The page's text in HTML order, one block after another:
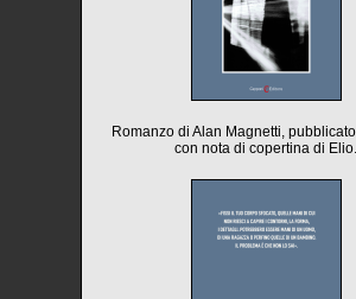
Romanzo di Alan Magnetti,
con nota di copertina di Elio.